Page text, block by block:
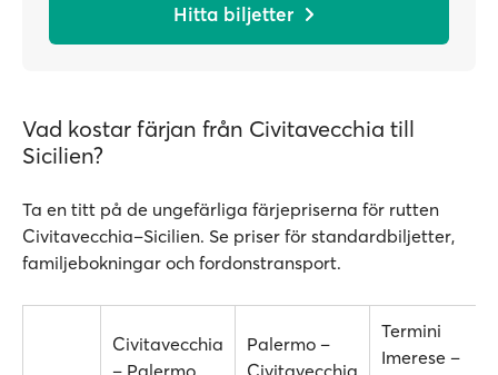
Hitta biljetter
Vad kostar färjan från Civitavecchia till
Sicilien?
Ta en titt på de ungefärliga färjepriserna för rutten
Civitavecchia–Sicilien. Se priser för standardbiljetter,
familjebokningar och fordonstransport.
Civitavecchia
– Palermo
Palermo –
Civitavecchia
Termini
Imerese –